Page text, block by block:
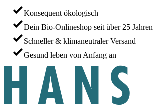
Konsequent ökologisch
Dein Bio-Onlineshop seit über 25 Jahren
Schneller & klimaneutraler Versand
Gesund leben von Anfang an